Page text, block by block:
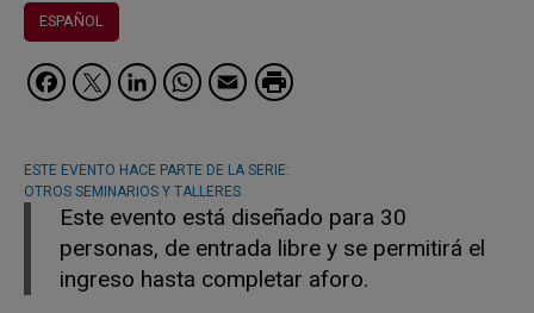
ESPAÑOL
Facebook
Twitter
LinkedIn
WhatsApp
Email
ESTE EVENTO HACE PARTE DE LA SERIE:
OTROS SEMINARIOS Y TALLERES
Este evento está diseñado para 30
personas, de entrada libre y se permitirá el
ingreso hasta completar aforo.